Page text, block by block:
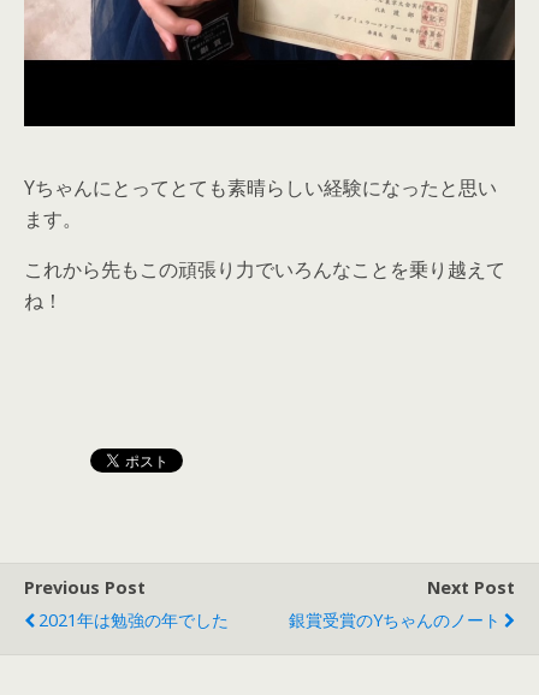
Yちゃんにとってとても素晴らしい経験になったと思い
ます。
これから先もこの頑張り力でいろんなことを乗り越えて
ね！
Previous Post
2021年は勉強の年でした
Next Post
銀賞受賞のYちゃんのノート